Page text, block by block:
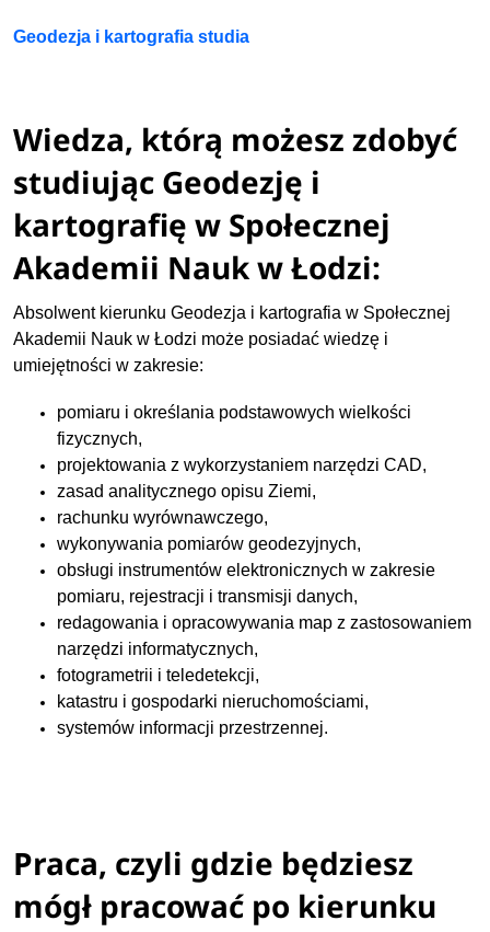
Geodezja i kartografia studia
Wiedza, którą możesz zdobyć
studiując Geodezję i
kartografię w Społecznej
Akademii Nauk w Łodzi:
Absolwent kierunku Geodezja i kartografia w Społecznej
Akademii Nauk w Łodzi może posiadać wiedzę i
umiejętności w zakresie:
pomiaru i określania podstawowych wielkości
fizycznych,
projektowania z wykorzystaniem narzędzi CAD,
zasad analitycznego opisu Ziemi,
rachunku wyrównawczego,
wykonywania pomiarów geodezyjnych,
obsługi instrumentów elektronicznych w zakresie
pomiaru, rejestracji i transmisji danych,
redagowania i opracowywania map z zastosowaniem
narzędzi informatycznych,
fotogrametrii i teledetekcji,
katastru i gospodarki nieruchomościami,
systemów informacji przestrzennej.
Praca, czyli gdzie będziesz
mógł pracować po kierunku